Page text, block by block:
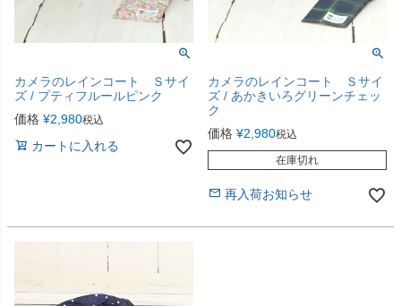
カメラのレインコート Ｓサイ
ズ / プティフルールピンク
価格 ¥2,980税込
カートに入れる
カメラのレインコート Ｓサイ
ズ / あかきいろグリーンチェッ
ク
価格 ¥2,980税込
在庫切れ
再入荷お知らせ